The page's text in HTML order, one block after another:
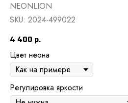
NEONLION
SKU: 2024-499022
4 400 р.
Цвет неона
Регулировка яркости